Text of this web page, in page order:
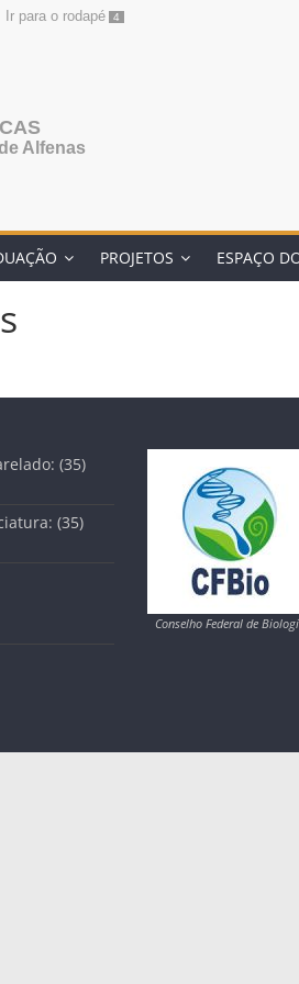
Ir para o rodapé 4
Alfenas
PROJETOS ESPAÇO
(35)
(35)
Conselho Federal de